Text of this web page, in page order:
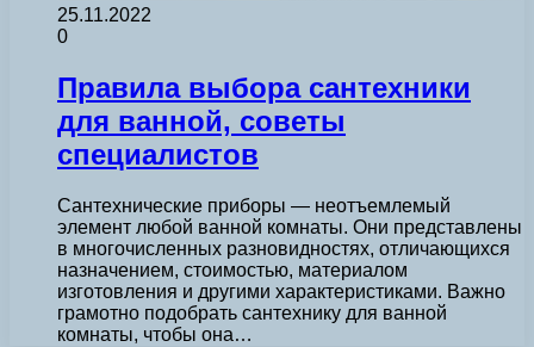
25.11.2022
0
Правила выбора сантехники
для ванной, советы
специалистов
Сантехнические приборы — неотъемлемый
элемент любой ванной комнаты. Они представлены
в многочисленных разновидностях, отличающихся
назначением, стоимостью, материалом
изготовления и другими характеристиками. Важно
грамотно подобрать сантехнику для ванной
комнаты, чтобы она…